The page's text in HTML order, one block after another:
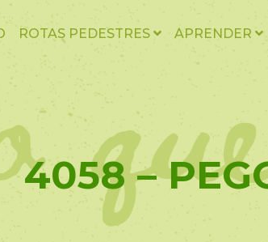
ROTAS PEDESTRES APRENDER
4058 –